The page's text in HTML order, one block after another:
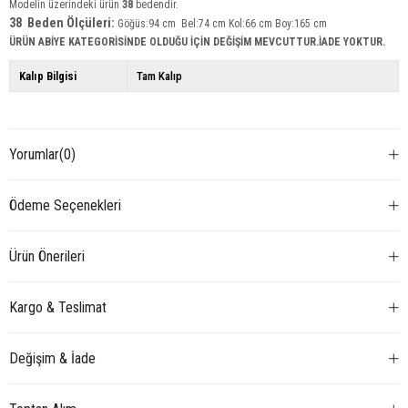
Modelin üzerindeki ürün 38 bedendir.
38 Beden Ölçüleri: Göğüs:94 cm Bel:74 cm Kol:66 cm Boy:165 cm
ÜRÜN ABİYE KATEGORİSİNDE OLDUĞU İÇİN DEĞİŞİM MEVCUTTUR.İADE YOKTUR.
Kalıp Bilgisi Tam Kalıp
Yorumlar(0)
Ödeme Seçenekleri
Ürün Önerileri
Kargo & Teslimat
Değişim & İade